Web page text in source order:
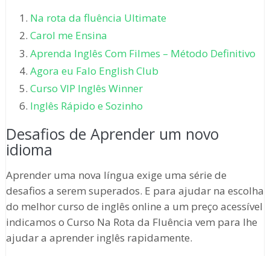
Na rota da fluência Ultimate
Carol me Ensina
Aprenda Inglês Com Filmes – Método Definitivo
Agora eu Falo English Club
Curso VIP Inglês Winner
Inglês Rápido e Sozinho
Desafios de Aprender um novo
idioma
Aprender uma nova língua exige uma série de
desafios a serem superados. E para ajudar na escolha
do melhor curso de inglês online a um preço acessível
indicamos o Curso Na Rota da Fluência vem para lhe
ajudar a aprender inglês rapidamente.